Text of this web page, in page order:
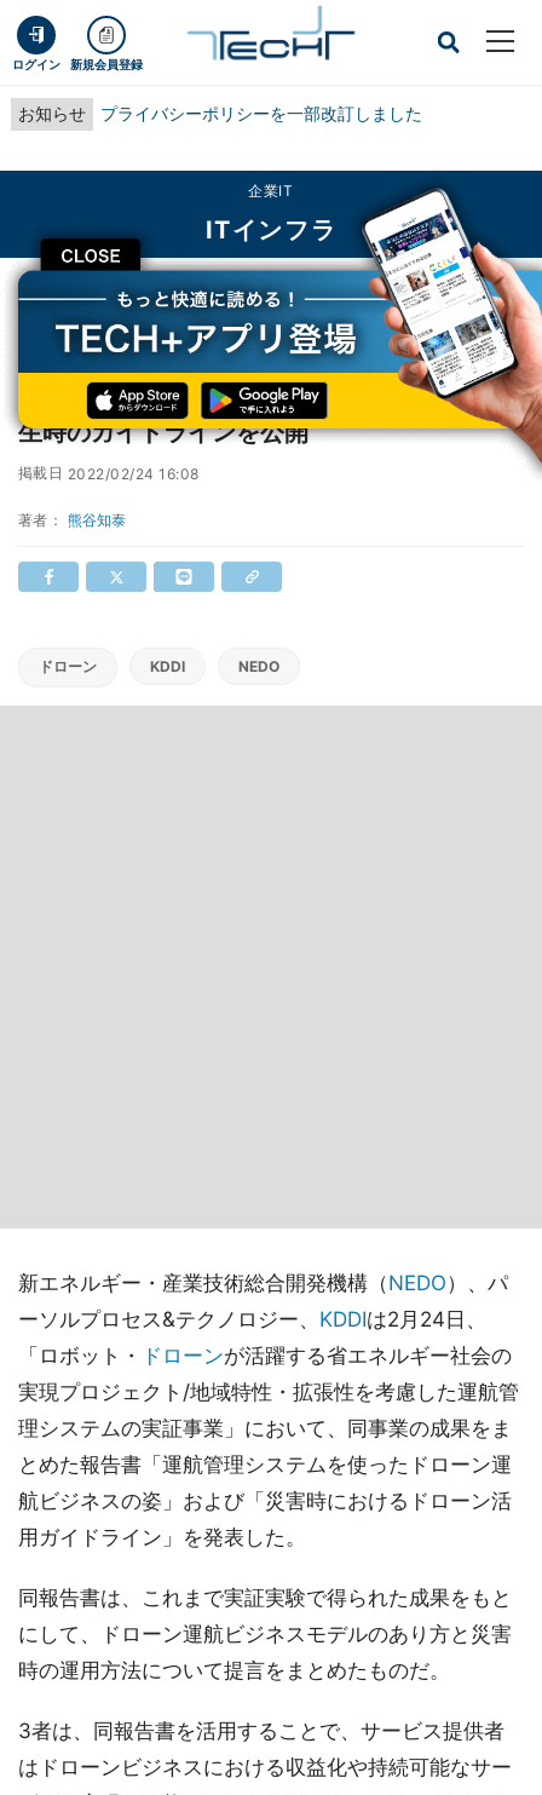
ログイン 新規会員登録
お知らせ プライバシーポリシーを一部改訂しました
CLOSE
企業IT
ITインフラ
TECH+ 企業IT
ITインフラ
NEDOら、ドローン事業の成果報告書と災害発生時のガイドラインを公開
NEDOら、ドローン事業の成果報告書と災害発
生時のガイドラインを公開
掲載日 2022/02/24 16:08
著者： 熊谷知泰
ドローン KDDI NEDO
新エネルギー・産業技術総合開発機構（NEDO）、パ
ーソルプロセス&テクノロジー、 KDDIは2月24日、
「ロボット・
ドローンが活躍する省エネルギー社会の
実現プロジェクト/地域特性・拡張性を考慮した運航管
理システムの実証事業」において、同事業の成果をま
とめた報告書「運航管理システムを使ったドローン運
航ビジネスの姿」および「災害時におけるドローン活
用ガイドライン」を発表した。
同報告書は、これまで実証実験で得られた成果をもと
にして、ドローン運航ビジネスモデルのあり方と災害
時の運用方法について提言をまとめたものだ。
3者は、同報告書を活用することで、サービス提供者
はドローンビジネスにおける収益化や持続可能なサー